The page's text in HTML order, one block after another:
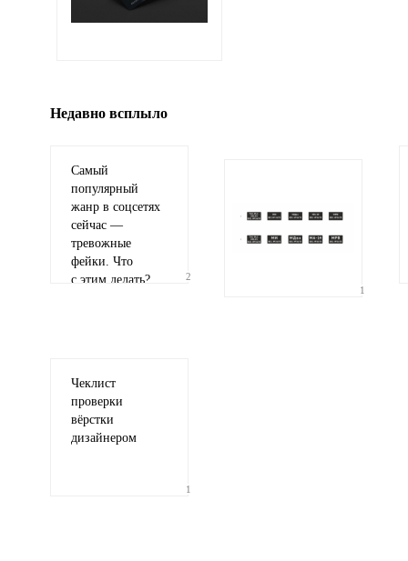
Недавно всплыло
Самый
популярный
жанр в соцсетях
сейчас —
тревожные
фейки. Что
с этим делать?
2
1
Чеклист
проверки
вёрстки
дизайнером
1